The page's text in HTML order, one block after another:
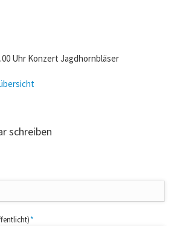
Uhr Konzert Jagdhornbläser
schreiben
*